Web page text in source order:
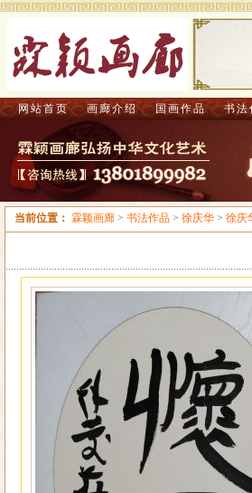
网站首页 画廊介绍 国画作品 书法
当前位置： 霖颖画廊 > 书法作品 > 徐庆华 > 徐庆